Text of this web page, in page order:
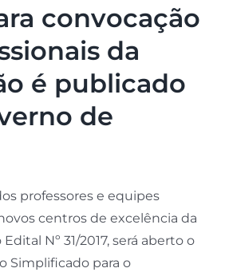
convocação
da
é publicado
de
professores e equipes
centros de excelência da
Nº 31/2017, será aberto o
Simplificado para o